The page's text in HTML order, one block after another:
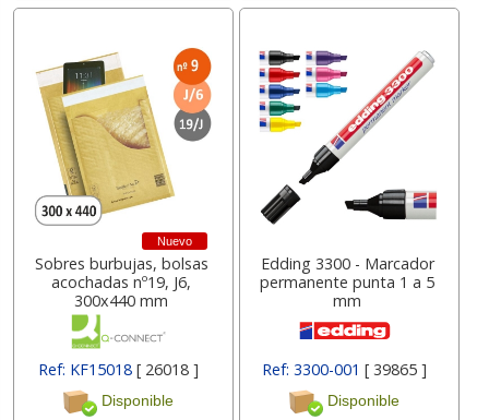
Nuevo
Sobres burbujas, bolsas
acochadas nº19, J6,
300x440 mm
Ref: KF15018 [ 26018 ]
Disponible
Edding 3300 - Marcador
permanente punta 1 a 5
mm
Ref: 3300-001 [ 39865 ]
Disponible